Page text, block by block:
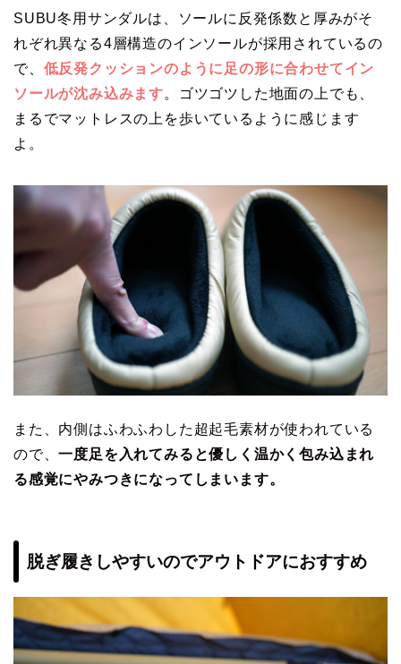
SUBU冬用サンダルは、ソールに反発係数と厚みがそ
れぞれ異なる4層構造のインソールが採用されているの
で、 低反発クッションのように足の形に合わせてイン
ソールが沈み込みます。ゴツゴツした地面の上でも、
まるでマットレスの上を歩いているように感じます
よ。
また、内側はふわふわした超起毛素材が使われている
ので、一度足を入れてみると優しく温かく包み込まれ
る感覚にやみつきになってしまいます。
脱ぎ履きしやすいのでアウトドアにおすすめ